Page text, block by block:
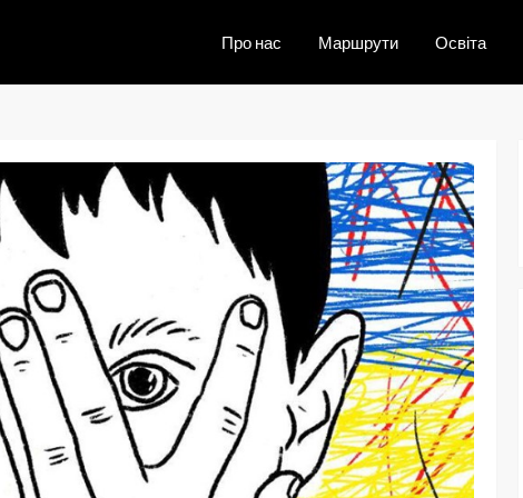
Про нас Маршрути Освіта